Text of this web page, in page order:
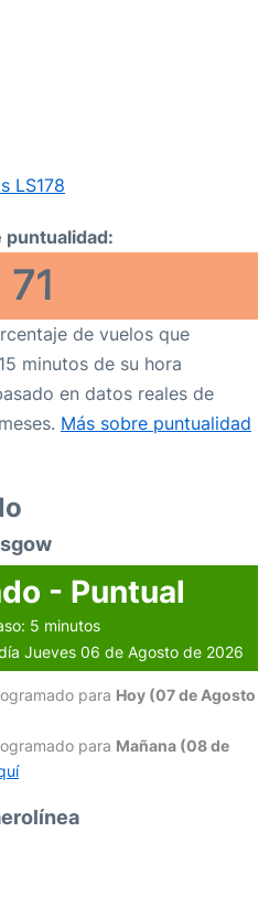
LS178
puntualidad:
71
de vuelos que
minutos de su hora
en datos reales de
Más sobre puntualidad
- Puntual
5 minutos
Jueves 06 de Agosto de 2026
para Hoy (07 de Agosto
para Mañana (08 de